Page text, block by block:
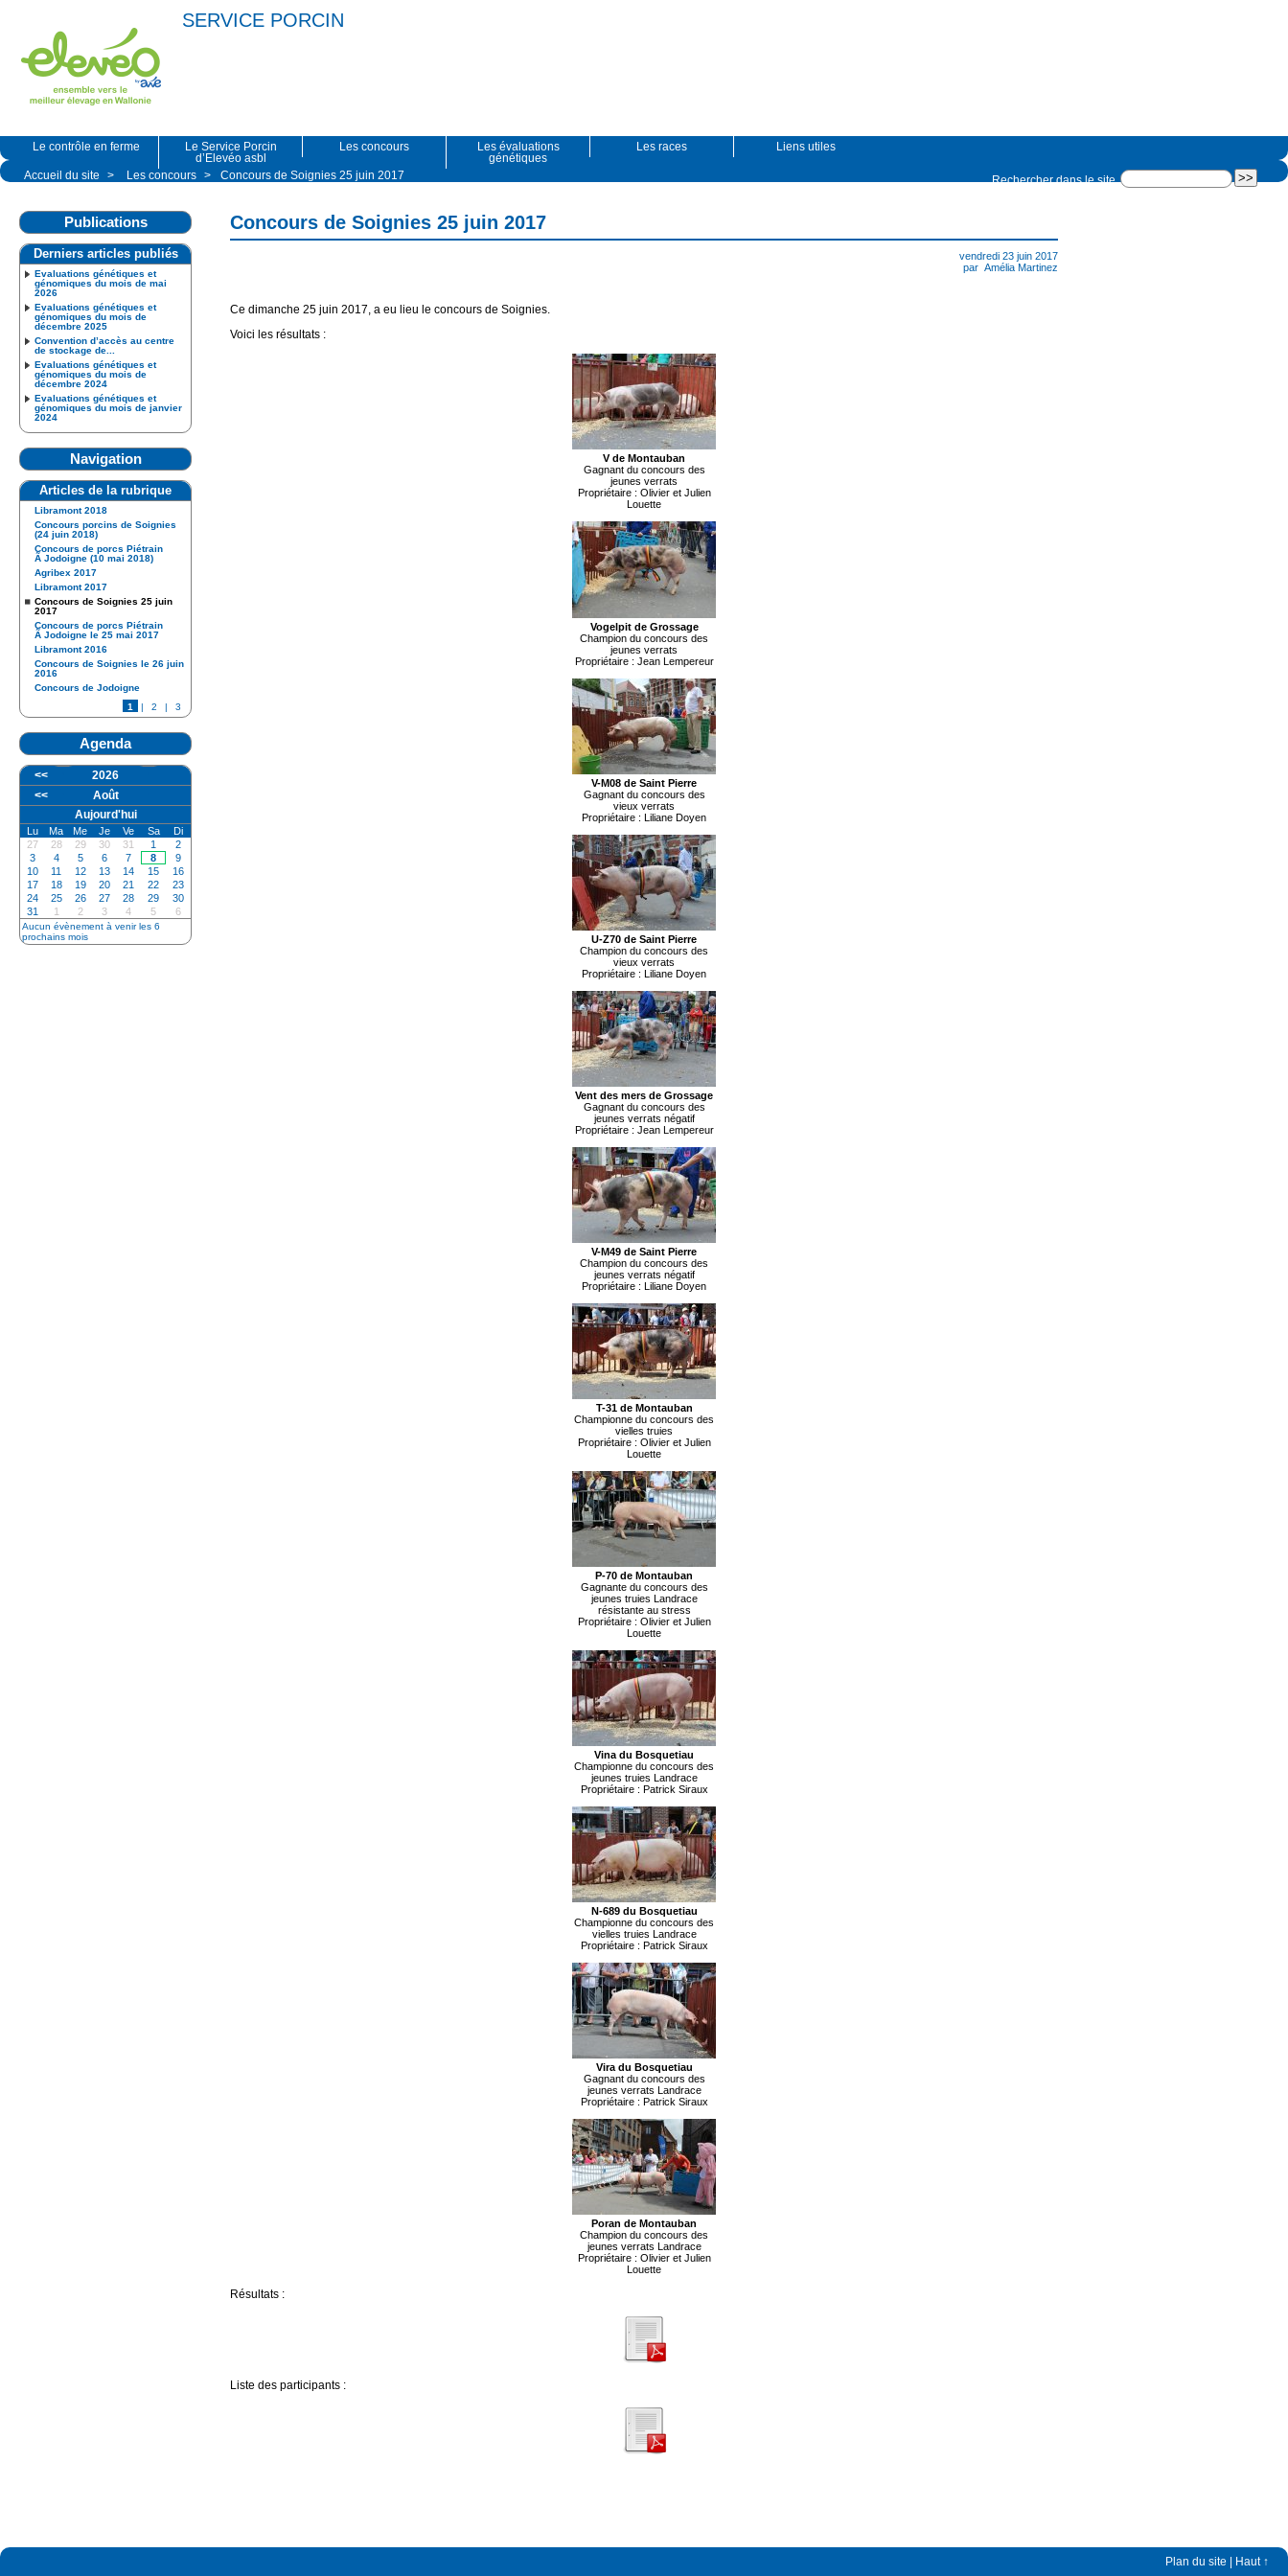
SERVICE PORCIN
Le contrôle en ferme
Le Service Porcin
d’Elevéo asbl
Les concours
Les évaluations
génétiques
Les races Liens utiles
Rechercher dans le site
Accueil du site > Les concours > Concours de Soignies 25 juin 2017
Concours de Soignies 25 juin 2017
vendredi 23 juin 2017
par Amélia Martinez
Ce dimanche 25 juin 2017, a eu lieu le concours de Soignies.
Voici les résultats :
V de Montauban
Gagnant du concours des
jeunes verrats
Propriétaire : Olivier et Julien
Louette
Vogelpit de Grossage
Champion du concours des
jeunes verrats
Propriétaire : Jean Lempereur
V-M08 de Saint Pierre
Gagnant du concours des
vieux verrats
Propriétaire : Liliane Doyen
U-Z70 de Saint Pierre
Champion du concours des
vieux verrats
Propriétaire : Liliane Doyen
Vent des mers de Grossage
Gagnant du concours des
jeunes verrats négatif
Propriétaire : Jean Lempereur
V-M49 de Saint Pierre
Champion du concours des
jeunes verrats négatif
Propriétaire : Liliane Doyen
T-31 de Montauban
Championne du concours des
vielles truies
Propriétaire : Olivier et Julien
Louette
P-70 de Montauban
Gagnante du concours des
jeunes truies Landrace
résistante au stress
Propriétaire : Olivier et Julien
Louette
Vina du Bosquetiau
Championne du concours des
jeunes truies Landrace
Propriétaire : Patrick Siraux
N-689 du Bosquetiau
Championne du concours des
vielles truies Landrace
Propriétaire : Patrick Siraux
Vira du Bosquetiau
Gagnant du concours des
jeunes verrats Landrace
Propriétaire : Patrick Siraux
Poran de Montauban
Champion du concours des
jeunes verrats Landrace
Propriétaire : Olivier et Julien
Louette
Résultats :
Liste des participants :
Publications
Derniers articles publiés
Evaluations génétiques et
génomiques du mois de mai
2026
Evaluations génétiques et
génomiques du mois de
décembre 2025
Convention d’accès au centre
de stockage de...
Evaluations génétiques et
génomiques du mois de
décembre 2024
Evaluations génétiques et
génomiques du mois de janvier
2024
Navigation
Articles de la rubrique
Libramont 2018
Concours porcins de Soignies
(24 juin 2018)
Concours de porcs Piétrain
Ã Jodoigne (10 mai 2018)
Agribex 2017
Libramont 2017
Concours de Soignies 25 juin
2017
Concours de porcs Piétrain
Ã Jodoigne le 25 mai 2017
Libramont 2016
Concours de Soignies le 26 juin
2016
Concours de Jodoigne
1
| 2 | 3
Agenda
<<
2026
<<
Août
Aujourd'hui
Lu Ma Me Je Ve Sa
Di
27
28 29 30 31 1
2
3
4 5 6 7 8
9
10
11 12 13 14 15
16
17
18 19 20 21 22
23
24
25 26 27 28 29
30
31
1 2 3 4 5 6
Aucun évènement à venir les 6
prochains mois
Plan du site Haut ↑